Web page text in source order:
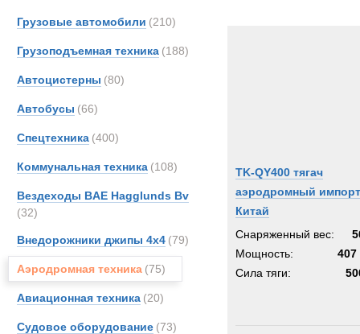
Грузовые автомобили (210)
Грузоподъемная техника (188)
Автоцистерны (80)
Автобусы (66)
Спецтехника (400)
Коммунальная техника (108)
Вездеходы BAE Hagglunds Bv
(32)
Внедорожники джипы 4х4 (79)
Аэродромная техника (75)
Авиационная техника (20)
Судовое оборудование (73)
TK-QY400 тягач
аэродромный импорт
Китай
Снаряженный вес:
Мощность:
407
Сила тяги: